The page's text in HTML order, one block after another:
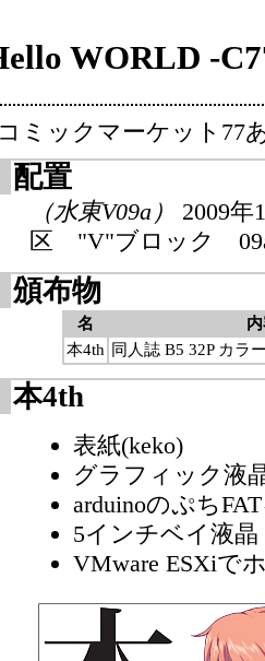
WORLD -
コミックマーケット77
配置
（水東V09a）
2009年
区 "V"ブロック
頒布物
名
本4th 同人誌 B5 32P カラ
本4th
表紙(keko)
グラフィック液
arduinoのぷち
5インチベイ液晶
VMware ESXiで